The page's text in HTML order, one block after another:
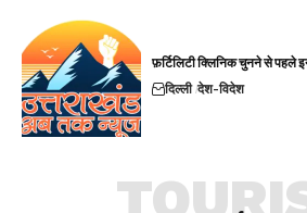
फ़र्टिलिटी क्लिनिक चुनने से पहले
दिल्ली देश-विदेश